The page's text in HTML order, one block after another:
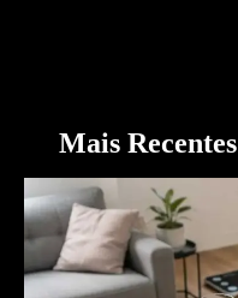
Mais Recentes